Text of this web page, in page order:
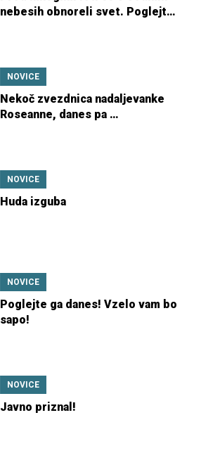
nebesih obnoreli svet. Poglejte
NOVICE
Nekoč zvezdnica nadaljevanke
Roseanne, danes pa …
NOVICE
Huda izguba
NOVICE
Poglejte ga danes! Vzelo vam bo
sapo!
NOVICE
Javno priznal!